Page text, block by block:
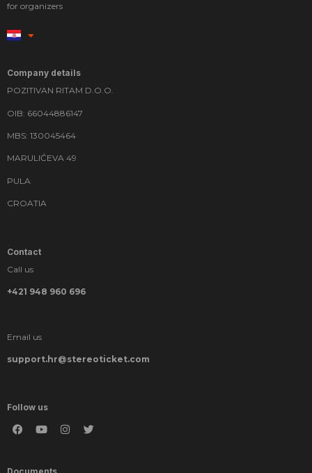
for organizers
Company details
POZITIVAN RITAM D.O.O.
OIB: 66044886147
MBS: 130045464
MARULIĆEVA 49
PULA
CROATIA
Contact
Call us
+421 948 960 696
Email us
support.hr@stereoticket.com
Follow us